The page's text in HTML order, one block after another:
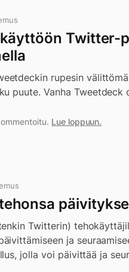
Twitter-
rupesin
puute. Vanha Tweetdeck
Lue loppuun.
Twitterin)
ja
jolla voi päivittää ja